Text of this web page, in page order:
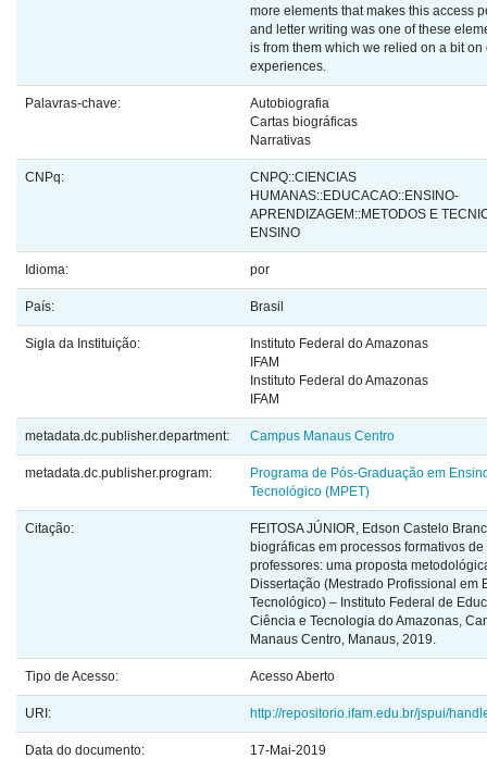
more elements that makes this access
and letter writing was one of these
is from them which we relied on a bit on
experiences.
Palavras-chave:
Autobiografia
Cartas biográficas
Narrativas
CNPq:
CNPQ::CIENCIAS
HUMANAS::EDUCACAO::ENSINO-
APRENDIZAGEM::METODOS E
ENSINO
Idioma: por
País: Brasil
Sigla da Instituição:
Instituto Federal do Amazonas
IFAM
Instituto Federal do Amazonas
IFAM
metadata.dc.publisher.department: Campus Manaus Centro
metadata.dc.publisher.program:
Programa de Pós-Graduação em
Tecnológico (MPET)
Citação:
FEITOSA JÚNIOR, Edson Castelo
biográficas em processos formativos de
professores: uma proposta
Dissertação (Mestrado Profissional em
Tecnológico) – Instituto Federal de
Ciência e Tecnologia do Amazonas,
Manaus Centro, Manaus, 2019.
Tipo de Acesso: Acesso Aberto
URI: http://repositorio.ifam.edu.br/jspui/
Data do documento: 17-Mai-2019